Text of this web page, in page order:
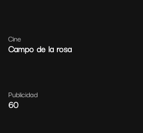
Cine
Campo de la rosa
Publicidad
60